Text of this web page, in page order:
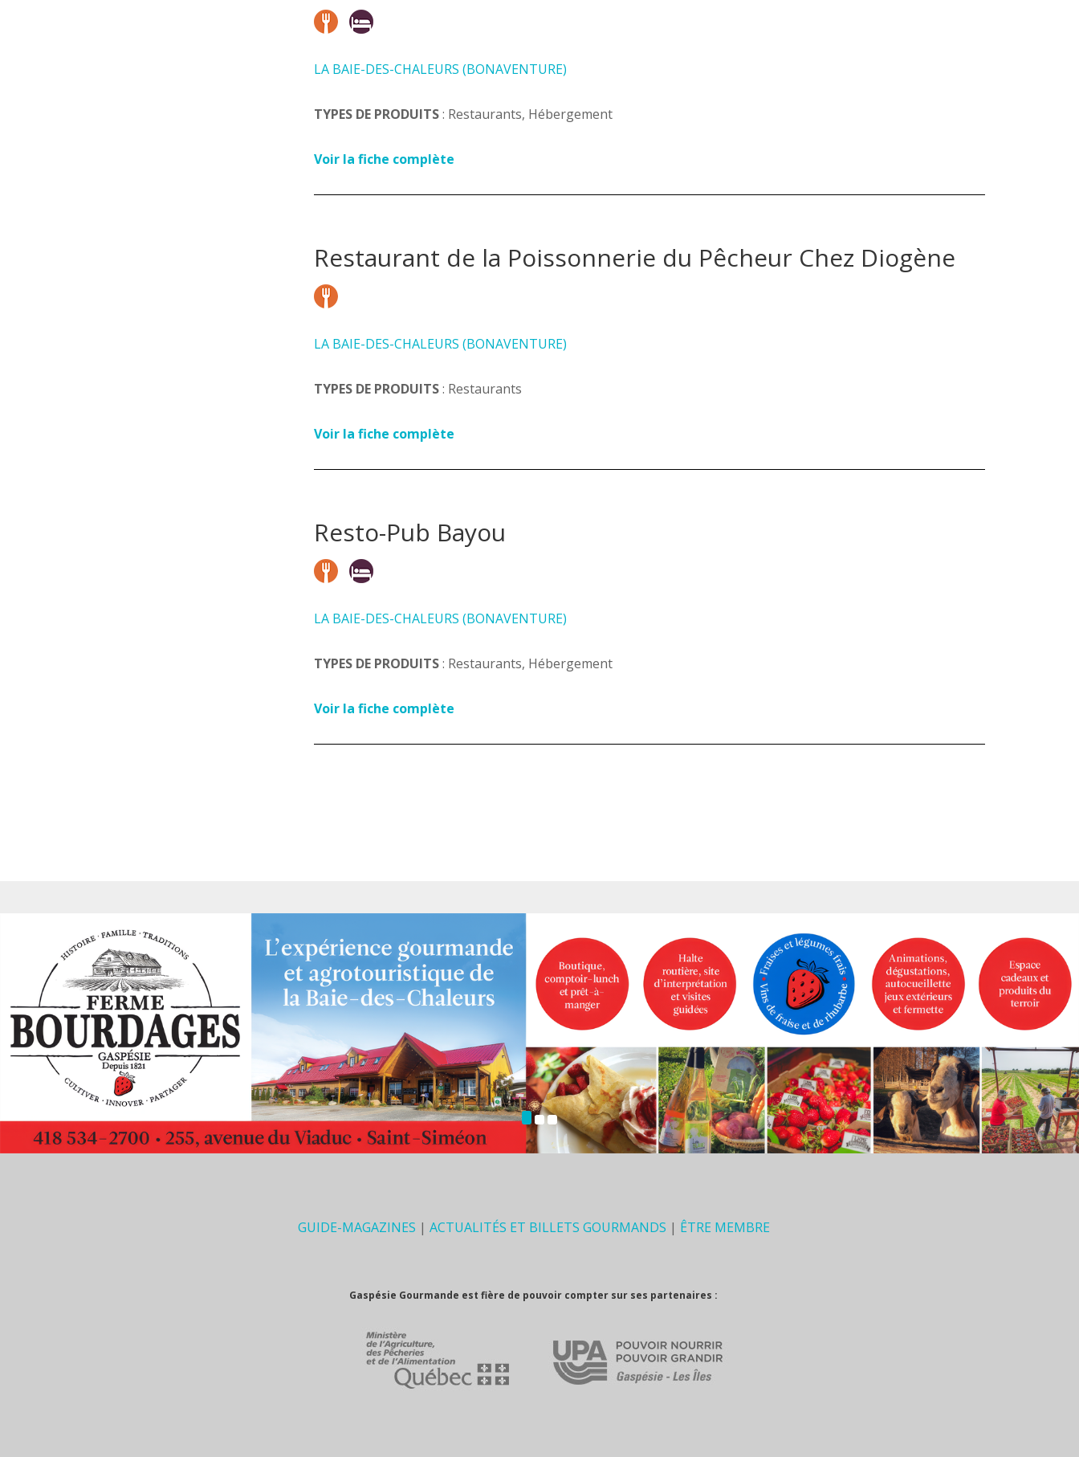
LA BAIE-DES-CHALEURS (BONAVENTURE)
TYPES DE PRODUITS: Restaurants, Hébergement
Voir la fiche complète
Restaurant de la Poissonnerie du Pêcheur Chez Diogène
LA BAIE-DES-CHALEURS (BONAVENTURE)
TYPES DE PRODUITS: Restaurants
Voir la fiche complète
Resto-Pub Bayou
LA BAIE-DES-CHALEURS (BONAVENTURE)
TYPES DE PRODUITS: Restaurants, Hébergement
Voir la fiche complète
GUIDE-MAGAZINES | ACTUALITÉS ET BILLETS GOURMANDS | ÊTRE MEMBRE
Gaspésie Gourmande est fière de pouvoir compter sur ses partenaires :